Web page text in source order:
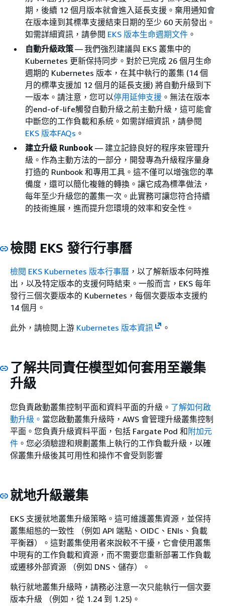
期，後續 12 個月版本就會進入延長支援。棄用通知會
在版本達到其標準支援結束日期的至少 60 天前發出。
如需詳細資訊，請參閱 EKS 版本生命週期文件 。
自動升級政策— 我們強烈建議與 EKS 叢集中的
Kubernetes 更新保持同步。對於已完成 26 個月生命
週期的 Kubernetes 版本，在其中執行的叢集 (14 個
月的標準支援加 12 個月的延長支援) 將自動升級到下
一版本。請注意，您可以停用延伸支援 。無法在版本
的end-of-life觸發自動升級之前主動升級，這可能會
中斷您的工作負載和系統。如需詳細資訊，請參閱
EKS 版本FAQs 。
建立升級 Runbook — 建立記錄良好的程序來管理升
級。作為主動方法的一部分，開發專為升級程序量身
打造的 Runbook 和專用工具。這不僅可以增強您的準
備度，還可以簡化複雜的轉換。讓它成為標準做法，
每年至少升級您的叢集一次。此實務可讓您符合持續
的技術進展，進而提升您環境的效率和安全性。
檢閱 EKS 發行行事曆
檢閱 EKS Kubernetes 版本行事曆 ，以了解新版本何時推
出，以及特定版本的支援何時結束。一般而言，EKS 每年
發行三個次要版本的 Kubernetes，每個次要版本支援約
14 個月。
此外，請檢閱上游 Kubernetes 版本資訊 。
了解共同責任模型如何套用至叢集
升級
您負責啟動叢集控制平面和資料平面的升級。 了解如何啟
動升級。 當您啟動叢集升級時，AWS 會管理升級叢集控制
平面。您負責升級資料平面，包括 Fargate Pod 和附加元
件 。您必須驗證和規劃叢集上執行的工作負載升級，以確
保叢集升級後其可用性和操作不會受到影響
就地升級叢集
EKS 支援就地叢集升級策略。這可維護叢集資源，並保持
叢集組態的一致性 （例如 API 端點、OIDC、ENIs、負載
平衡器）。這對叢集使用者來說較不干擾，它會使用叢集
中現有的工作負載和資源，而不需要您重新部署工作負載
或遷移外部資源 （例如 DNS、儲存）。
執行就地叢集升級時，請務必注意一次只能執行一個次要
版本升級 （例如，從 1.24 到 1.25)。